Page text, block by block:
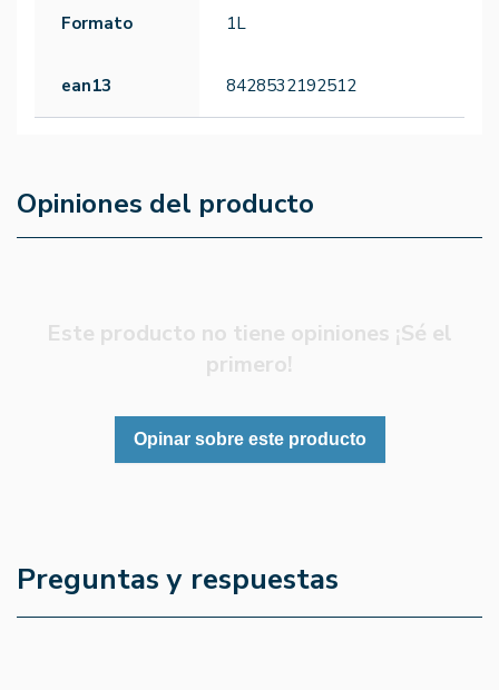
Formato 1L
ean13 8428532192512
Opiniones del producto
Este producto no tiene opiniones ¡Sé el
primero!
Opinar sobre este producto
Preguntas y respuestas